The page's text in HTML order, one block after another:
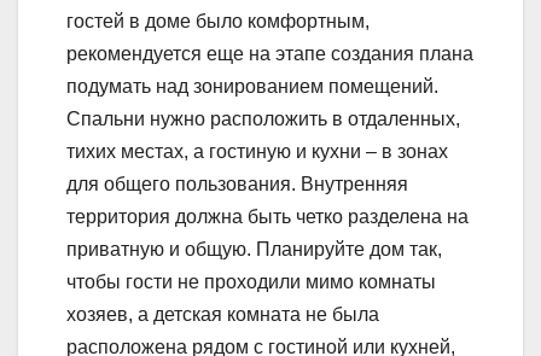
гостей в доме было комфортным,
рекомендуется еще на этапе создания плана
подумать над зонированием помещений.
Спальни нужно расположить в отдаленных,
тихих местах, а гостиную и кухни – в зонах
для общего пользования. Внутренняя
территория должна быть четко разделена на
приватную и общую. Планируйте дом так,
чтобы гости не проходили мимо комнаты
хозяев, а детская комната не была
расположена рядом с гостиной или кухней,